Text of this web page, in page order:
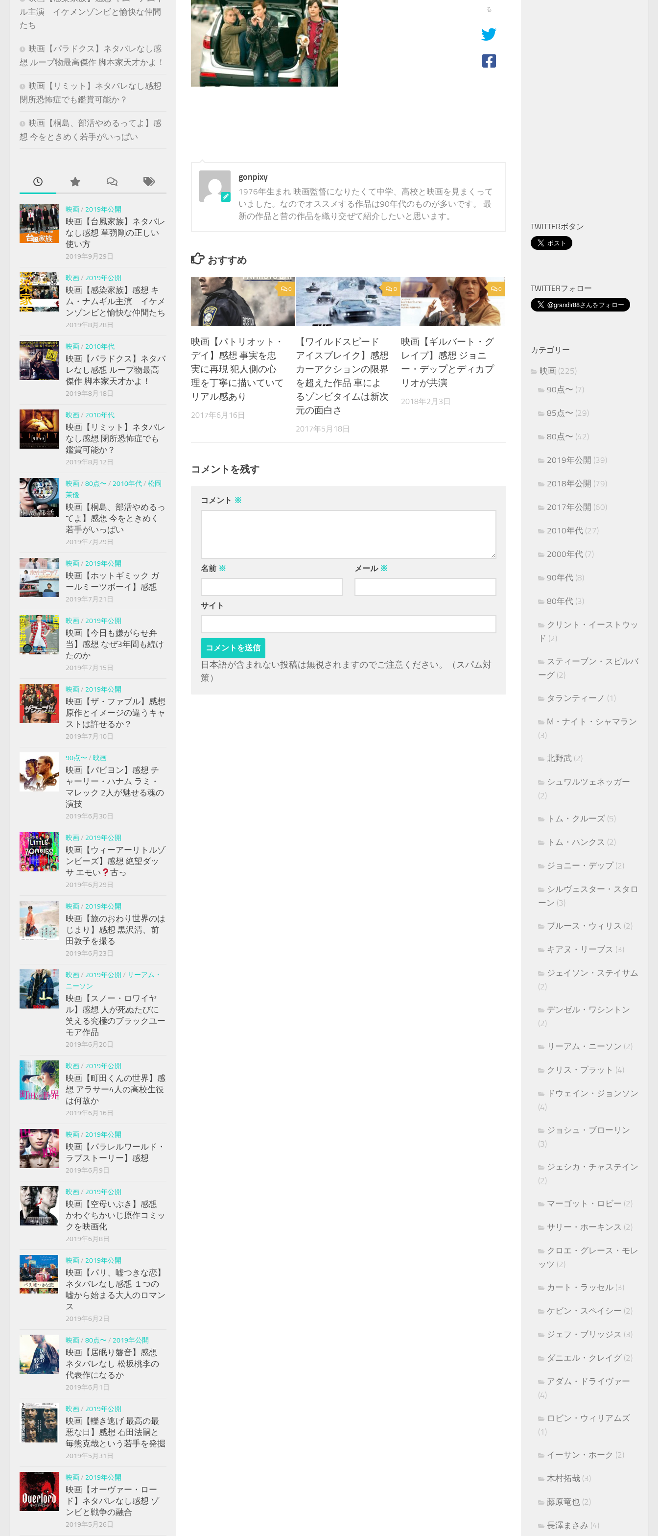
る
gonpixy
1976年生まれ 映画監督になりたくて中学、高校と映画を見まくって
いました。なのでオススメする作品は90年代のものが多いです。 最
新の作品と昔の作品を織り交ぜて紹介したいと思います。
おすすめ
0
映画【パトリオット・
デイ】感想 事実を忠
実に再現 犯人側の心
理を丁寧に描いていて
リアル感あり
2017年6月16日
0
【ワイルドスピード
アイスブレイク】感想
カーアクションの限界
を超えた作品 車によ
るゾンビタイムは新次
元の面白さ
2017年5月18日
0
映画【ギルバート・グ
レイプ】感想 ジョニ
ー・デップとディカプ
リオが共演
2018年2月3日
コメントを残す
コメント ※
名前 ※ メール ※
サイト
日本語が含まれない投稿は無視されますのでご注意ください。（スパム対
策）
ル主演 イケメンゾンビと愉快な仲間
たち
映画【パラドクス】ネタバレなし感
想 ループ物最高傑作 脚本家天才かよ！
映画【リミット】ネタバレなし感想
閉所恐怖症でも鑑賞可能か？
映画【桐島、部活やめるってよ】感
想 今をときめく若手がいっぱい
映画/ 2019年公開
映画【台風家族】ネタバレ
なし感想 草彅剛の正しい
使い方
2019年9月29日
映画/ 2019年公開
映画【感染家族】感想 キ
ム・ナムギル主演 イケメ
ンゾンビと愉快な仲間たち
2019年8月28日
映画/ 2010年代
映画【パラドクス】ネタバ
レなし感想 ループ物最高
傑作 脚本家天才かよ！
2019年8月18日
映画/ 2010年代
映画【リミット】ネタバレ
なし感想 閉所恐怖症でも
鑑賞可能か？
2019年8月12日
映画/ 80点〜 / 2010年代/ 松岡
茉優
映画【桐島、部活やめるっ
てよ】感想 今をときめく
若手がいっぱい
2019年7月29日
映画/ 2019年公開
映画【ホットギミック ガ
ールミーツボーイ】感想
2019年7月21日
映画/ 2019年公開
映画【今日も嫌がらせ弁
当】感想 なぜ3年間も続け
たのか
2019年7月15日
映画/ 2019年公開
映画【ザ・ファブル】感想
原作とイメージの違うキャ
ストは許せるか？
2019年7月10日
90点〜 / 映画
映画【パピヨン】感想 チ
ャーリー・ハナム ラミ・
マレック 2人が魅せる魂の
演技
2019年6月30日
映画/ 2019年公開
映画【ウィーアーリトルゾ
ンビーズ】感想 絶望ダッ
サ エモい
古っ
2019年6月29日
映画/ 2019年公開
映画【旅のおわり世界のは
じまり】感想 黒沢清、前
田敦子を撮る
2019年6月23日
映画/ 2019年公開 / リーアム・
ニーソン
映画【スノー・ロワイヤ
ル】感想 人が死ぬたびに
笑える究極のブラックユー
モア作品
2019年6月20日
映画/ 2019年公開
映画【町田くんの世界】感
想 アラサー4人の高校生役
は何故か
2019年6月16日
映画/ 2019年公開
映画【パラレルワールド・
ラブストーリー】感想
2019年6月9日
映画/ 2019年公開
映画【空母いぶき】感想
かわぐちかいじ原作コミッ
クを映画化
2019年6月8日
映画/ 2019年公開
映画【パリ、嘘つきな恋】
ネタバレなし感想 １つの
嘘から始まる大人のロマン
ス
2019年6月2日
映画/ 80点〜 / 2019年公開
映画【居眠り磐音】感想
ネタバレなし 松坂桃李の
代表作になるか
2019年6月1日
映画/ 2019年公開
映画【轢き逃げ 最高の最
悪な日】感想 石田法嗣と
毎熊克哉という若手を発掘
2019年5月31日
映画/ 2019年公開
映画【オーヴァー・ロー
ド】ネタバレなし感想 ゾ
ンビと戦争の融合
2019年5月26日
TWITTERボタン
TWITTERフォロー
カテゴリー
映画 (225)
90点〜 (7)
85点〜 (29)
80点〜 (42)
2019年公開 (39)
2018年公開 (79)
2017年公開 (60)
2010年代 (27)
2000年代 (7)
90年代 (8)
80年代 (3)
クリント・イーストウッ
ド (2)
スティーブン・スピルバ
ーグ (2)
タランティーノ (1)
M・ナイト・シャマラン
(3)
北野武 (2)
シュワルツェネッガー
(2)
トム・クルーズ (5)
トム・ハンクス (2)
ジョニー・デップ(2)
シルヴェスター・スタロ
ーン (3)
ブルース・ウィリス (2)
キアヌ・リーブス (3)
ジェイソン・ステイサム
(2)
デンゼル・ワシントン
(2)
リーアム・ニーソン (2)
クリス・プラット (4)
ドウェイン・ジョンソン
(4)
ジョシュ・ブローリン
(3)
ジェシカ・チャステイン
(2)
マーゴット・ロビー (2)
サリー・ホーキンス (2)
クロエ・グレース・モレ
ッツ (2)
カート・ラッセル (3)
ケビン・スペイシー (2)
ジェフ・ブリッジス (3)
ダニエル・クレイグ (2)
アダム・ドライヴァー
(4)
ロビン・ウィリアムズ
(1)
イーサン・ホーク (2)
木村拓哉 (3)
藤原竜也 (2)
長澤まさみ (4)